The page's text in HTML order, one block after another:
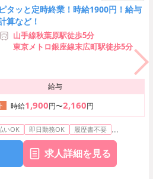
ピタッと定時終業！時給1900円！給与
算など！
山手線秋葉原駅徒歩5分
東京メトロ銀座線末広町駅徒歩5分
給与
時給1,900円〜2,160円
いOK 即日勤務OK 履歴書不要 ...
求人詳細を見る